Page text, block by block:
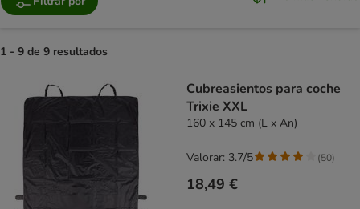
1 - 9 de 9 resultados
Cubreasientos para coche
Trixie XXL
160 x 145 cm (L x An)
18,49 €
Valorar: 3.7/5 (50)